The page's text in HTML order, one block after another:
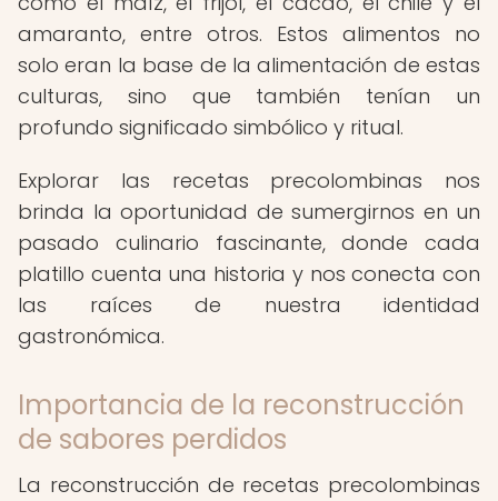
amaranto, entre otros. Estos alimentos no
solo eran la base de la alimentación de estas
culturas, sino que también tenían un
profundo significado simbólico y ritual.
Explorar las recetas precolombinas nos
brinda la oportunidad de sumergirnos en un
pasado culinario fascinante, donde cada
platillo cuenta una historia y nos conecta con
las raíces de nuestra identidad
gastronómica.
Importancia de la reconstrucción
de sabores perdidos
La reconstrucción de recetas precolombinas